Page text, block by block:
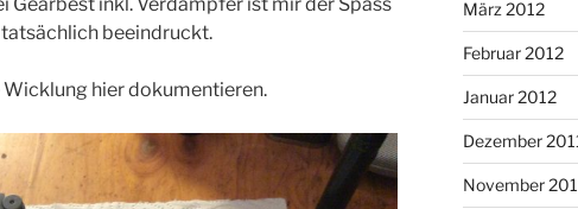
beeindruckt.
hier dokumentieren.
März 2012
Februar 2012
Januar 2012
Dezember
November